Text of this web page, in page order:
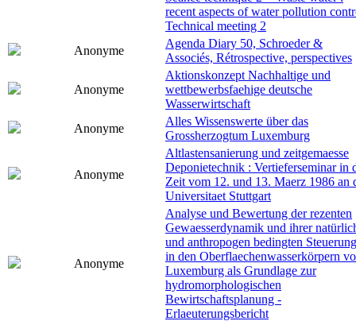
recent aspects of water pollution
Technical meeting 2
Anonyme
Agenda Diary 50, Schroeder &
Associés, Rétrospective, perspectives
Anonyme
Aktionskonzept Nachhaltige und
wettbewerbsfaehige deutsche
Wasserwirtschaft
Anonyme
Alles Wissenswerte über das
Grossherzogtum Luxemburg
Anonyme
Altlastensanierung und zeitgemaesse
Deponietechnik : Vertieferseminar in
Zeit vom 12. und 13. Maerz 1986 an
Universitaet Stuttgart
Anonyme
Analyse und Bewertung der rezenten
Gewaesserdynamik und ihrer
und anthropogen bedingten Steuerung
in den Oberflaechenwasserkörpern
Luxemburg als Grundlage zur
hydromorphologischen
Bewirtschaftsplanung -
Erlaeuterungsbericht